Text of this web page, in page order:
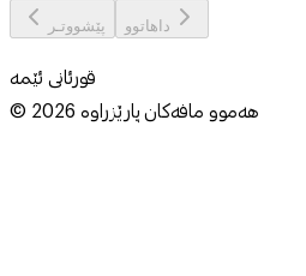
پێشووتـر داهاتوو
قورئانی ئێمە
© 2026هەموو مافەکان پارێزراوە